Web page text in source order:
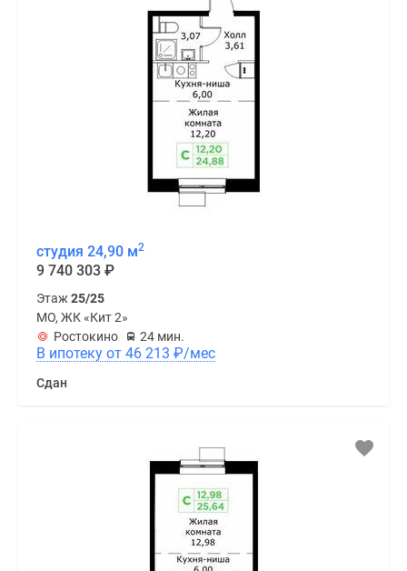
студия 24,90 м2
9 740 303 ₽
Этаж 25/25
МО, ЖК «Кит 2»
Ростокино
24 мин.
В ипотеку от 46 213 ₽/мес
Сдан